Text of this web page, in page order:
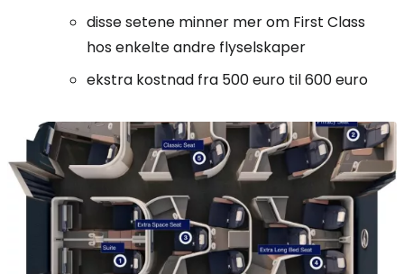
disse setene minner mer om First Class
hos enkelte andre flyselskaper
ekstra kostnad fra 500 euro til 600 euro